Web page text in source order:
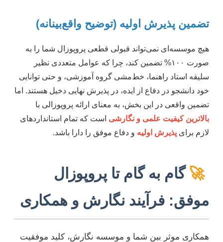
تضمین پذیرش اولیه (توضیح واقع‌بینانه)
هیچ موسسه‌ای نمی‌تواند قبولی قطعی پروپوزال شما را به
صورت ۱۰۰% تضمین کند، چرا که عوامل متعددی نظیر
سلیقه استاد راهنما، خط‌مشی گروه آموزشی، و حتی توانایی
خود دانشجو در دفاع از ایده، در پذیرش نهایی دخیل هستند. اما
تضمین واقعی در این بخش، به معنای ارائه پروپوزالی با
بالاترین کیفیت علمی و نگارشی است که تمام استانداردهای
لازم برای پذیرش اولیه و دفاع موفق را دارا باشد.
🚀 گام به گام تا پروپوزال
موفق: فرآیند نگارش و همکاری
همکاری موثر بین شما و موسسه نگارش، کلید موفقیت